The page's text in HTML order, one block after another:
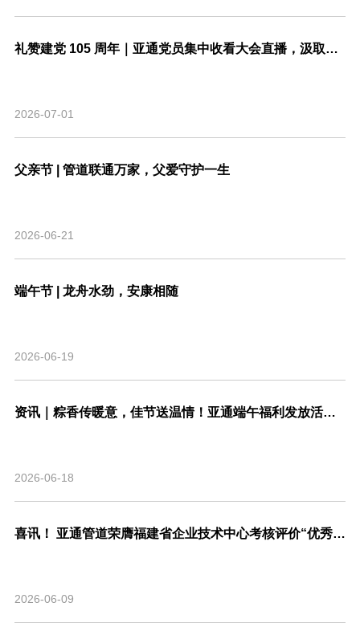
礼赞建党 105 周年｜亚通党员集中收看大会直播，汲取奋进力量
2026-07-01
父亲节 | 管道联通万家，父爱守护一生
2026-06-21
端午节 | 龙舟水劲，安康相随
2026-06-19
资讯｜粽香传暖意，佳节送温情！亚通端午福利发放活动圆满结束！
2026-06-18
喜讯！ 亚通管道荣膺福建省企业技术中心考核评价“优秀”等级，系省内管道行业唯一！
2026-06-09